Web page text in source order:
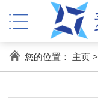
您的位置： 主页>